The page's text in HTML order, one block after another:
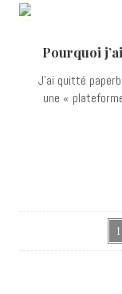
VIEWS
Pourquoi
J'ai quitté
une «
1